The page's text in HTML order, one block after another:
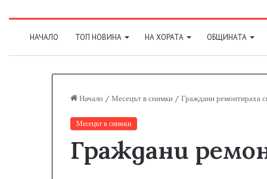
НАЧАЛО ТОП НОВИНА НА ХОРАТА ОБЩИНАТА
Начало / Месецът в снимки / Граждани ремонтираха
Месецът в снимки
Граждани